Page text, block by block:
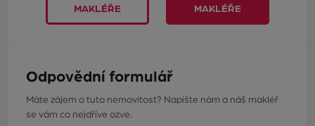
MAKLÉŘE
MAKLÉŘE
Odpovědní formulář
Máte zájem o tuto nemovitost? Napište nám a náš makléř
se vám co nejdříve ozve.